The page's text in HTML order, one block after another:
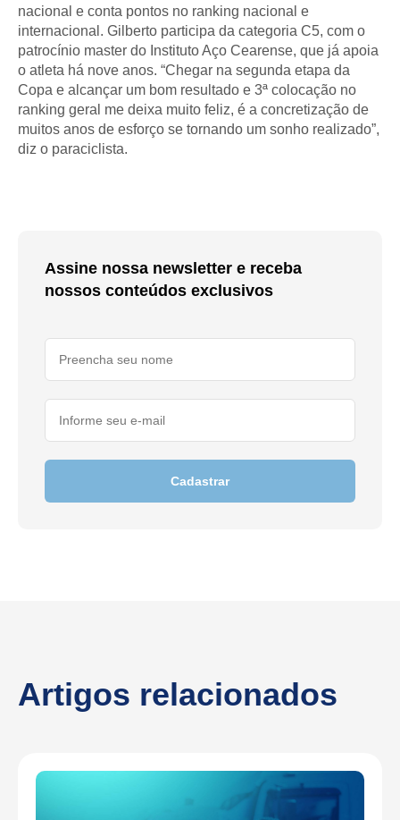
nacional e conta pontos no ranking nacional e
internacional. Gilberto participa da categoria C5, com o
patrocínio master do Instituto Aço Cearense, que já apoia
o atleta há nove anos. “Chegar na segunda etapa da
Copa e alcançar um bom resultado e 3ª colocação no
ranking geral me deixa muito feliz, é a concretização de
muitos anos de esforço se tornando um sonho realizado”,
diz o paraciclista.
Assine nossa newsletter e receba
nossos conteúdos exclusivos
Cadastrar
Artigos relacionados